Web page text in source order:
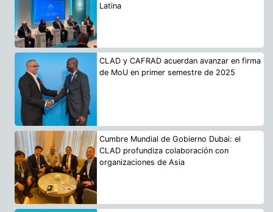
Latina
CLAD y CAFRAD acuerdan avanzar en firma
de MoU en primer semestre de 2025
Cumbre Mundial de Gobierno Dubai: el
CLAD profundiza colaboración con
organizaciones de Asia